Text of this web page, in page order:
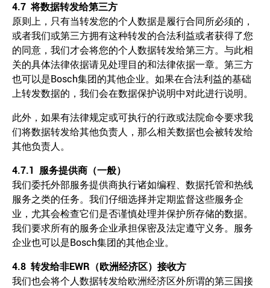
4.7将数据转发给第三方
原则上，只有当转发您的个人数据是履行合同所必须的，
或者我们或第三方拥有这种转发的合法利益或者获得了您
的同意，我们才会将您的个人数据转发给第三方。与此相
关的具体法律依据请见处理目的和法律依据一章。第三方
也可以是Bosch集团的其他企业。如果在合法利益的基础
上转发数据的，我们会在数据保护说明中对此进行说明。
此外，如果有法律规定或可执行的行政或法院命令要求我
们将数据转发给其他负责人，那么相关数据也会被转发给
其他负责人。
4.7.1 服务提供商（一般）
我们委托外部服务提供商执行诸如编程、数据托管和热线
服务之类的任务。我们仔细选择并定期监督这些服务企
业，尤其会检查它们是否谨慎处理并保护所存储的数据。
我们要求所有的服务企业承担保密及法定遵守义务。服务
企业也可以是Bosch集团的其他企业。
4.8 转发给非EWR （欧洲经济区）接收方
我们也会将个人数据转发给欧洲经济区外所谓的第三国接